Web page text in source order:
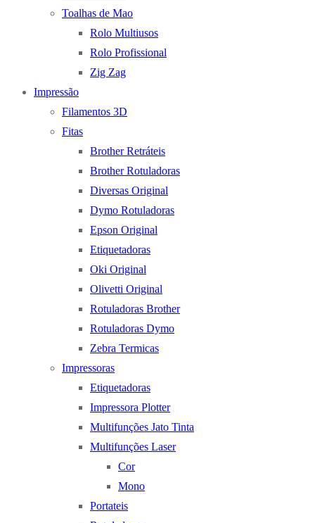
Toalhas de Mao
Rolo Multiusos
Rolo Profissional
Zig Zag
Impressão
Filamentos 3D
Fitas
Brother Retráteis
Brother Rotuladoras
Diversas Original
Dymo Rotuladoras
Epson Original
Etiquetadoras
Oki Original
Olivetti Original
Rotuladoras Brother
Rotuladoras Dymo
Zebra Termicas
Impressoras
Etiquetadoras
Impressora Plotter
Multifunções Jato Tinta
Multifunções Laser
Cor
Mono
Portateis